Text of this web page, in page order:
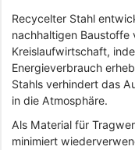
Recycelter Stahl
nachhaltigen Baustoffe
Kreislaufwirtschaft,
Energieverbrauch
Stahls verhindert das
in die Atmosphäre.
Als Material für
minimiert